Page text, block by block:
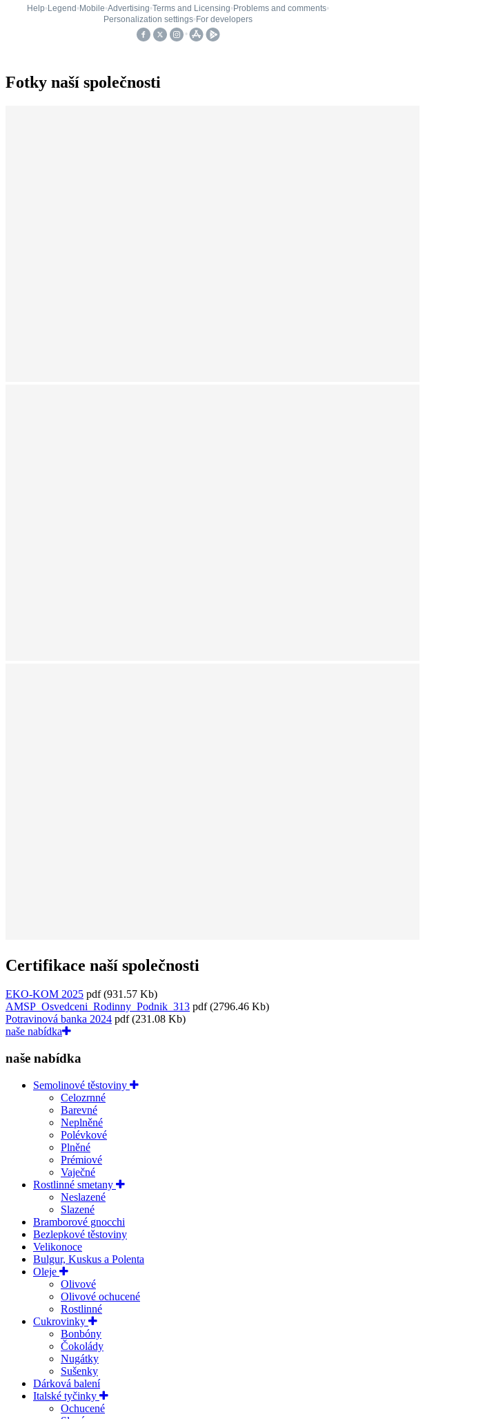
Fotky naší společnosti
Certifikace naší společnosti
EKO-KOM 2025 pdf (931.57 Kb)
AMSP_Osvedceni_Rodinny_Podnik_313 pdf (2796.46 Kb)
Potravinová banka 2024 pdf (231.08 Kb)
naše nabídka
naše nabídka
Semolinové těstoviny
Celozrnné
Barevné
Neplněné
Polévkové
Plněné
Prémiové
Vaječné
Rostlinné smetany
Neslazené
Slazené
Bramborové gnocchi
Bezlepkové těstoviny
Velikonoce
Bulgur, Kuskus a Polenta
Oleje
Olivové
Olivové ochucené
Rostlinné
Cukrovinky
Bonbóny
Čokolády
Nugátky
Sušenky
Dárková balení
Italské tyčinky
Ochucené